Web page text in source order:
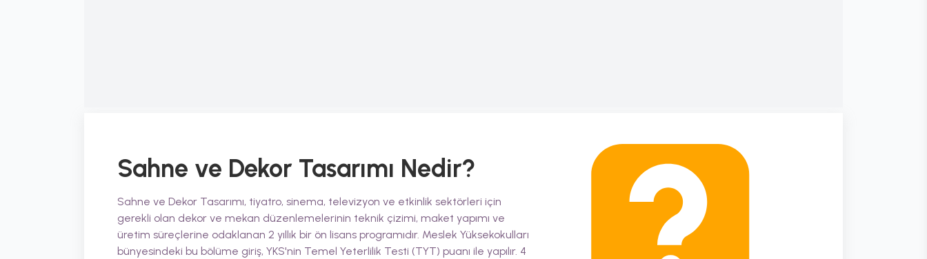
Sahne ve Dekor Tasarımı Nedir?
Sahne ve Dekor Tasarımı, tiyatro, sinema, televizyon ve etkinlik sektörleri için
gerekli olan dekor ve mekan düzenlemelerinin teknik çizimi, maket yapımı ve
üretim süreçlerine odaklanan 2 yıllık bir ön lisans programıdır. Meslek Yüksekokulları
bünyesindeki bu bölüme giriş, YKS'nin Temel Yeterlilik Testi (TYT) puanı ile yapılır. 4